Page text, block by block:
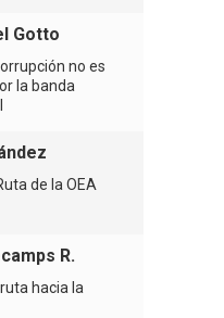
Gotto
no es
la banda
de la OEA
R.
ruta hacia la